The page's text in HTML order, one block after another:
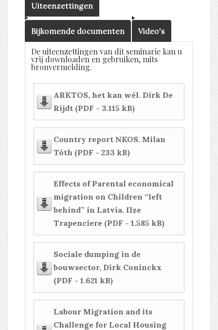
Uiteenzettingen
Bijkomende documenten Video's
De uiteenzettingen van dit seminarie kan u
vrij downloaden en gebruiken, mits
bronvermelding.
ARKTOS, het kan wél. Dirk De
Rijdt (PDF - 3.115 kB)
Country report NKOS. Milan
Tóth (PDF - 233 kB)
Effects of Parental economical
migration on Children “left
behind” in Latvia. Ilze
Trapenciere (PDF - 1.585 kB)
Sociale dumping in de
bouwsector, Dirk Coninckx
(PDF - 1.621 kB)
Labour Migration and its
Challenge for Local Housing